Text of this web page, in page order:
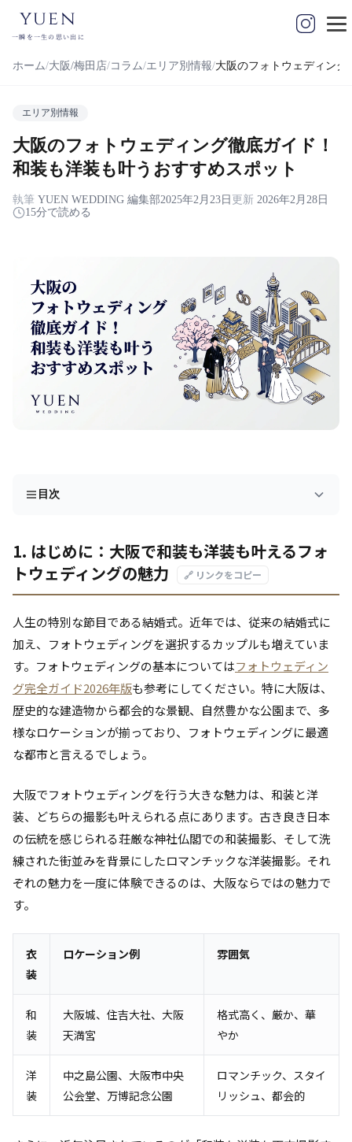
yuen
一瞬を一生の思い出に
ホーム 大阪/梅田店 コラム エリア別情報 大阪のフォトウェディン
エリア別情報
大阪のフォトウェディング徹底ガイド！
和装も洋装も叶うおすすめスポット
執筆 YUEN WEDDING 編集部2025年2月23日 更新 2026年2月28日
15分で読める
目次
1. はじめに：大阪で和装も洋装も叶えるフォ
トウェディングの魅力
🔗 リンクをコピー
人生の特別な節目である結婚式。近年では、従来の結婚式に
加え、フォトウェディングを選択するカップルも増えていま
す。フォトウェディングの基本についてはフォトウェディン
グ完全ガイド2026年版も参考にしてください。特に大阪は、
歴史的な建造物から都会的な景観、自然豊かな公園まで、多
様なロケーションが揃っており、フォトウェディングに最適
な都市と言えるでしょう。
大阪でフォトウェディングを行う大きな魅力は、和装と洋
装、どちらの撮影も叶えられる点にあります。古き良き日本
の伝統を感じられる荘厳な神社仏閣での和装撮影、そして洗
練された街並みを背景にしたロマンチックな洋装撮影。それ
ぞれの魅力を一度に体験できるのは、大阪ならではの魅力で
す。
衣
装
ロケーション例 雰囲気
和
装
大阪城、住吉大社、大阪
天満宮
格式高く、厳か、華
やか
洋
装
中之島公園、大阪市中央
公会堂、万博記念公園
ロマンチック、スタイ
リッシュ、都会的